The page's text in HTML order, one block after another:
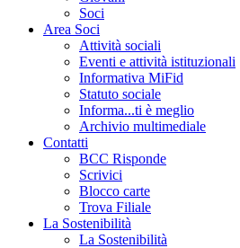
Soci
Area Soci
Attività sociali
Eventi e attività istituzionali
Informativa MiFid
Statuto sociale
Informa...ti è meglio
Archivio multimediale
Contatti
BCC Risponde
Scrivici
Blocco carte
Trova Filiale
La Sostenibilità
La Sostenibilità